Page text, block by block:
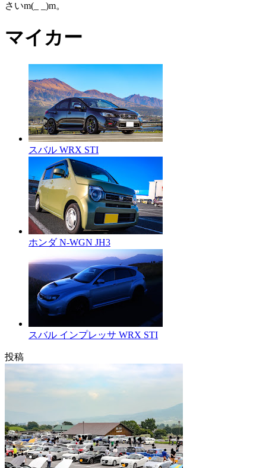
さいm(_ _)m。
マイカー
スバル WRX STI
ホンダ N-WGN JH3
スバル インプレッサ WRX STI
投稿